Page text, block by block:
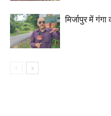
मिर्जापुर में